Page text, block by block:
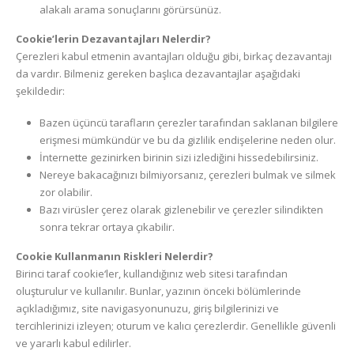
alakalı arama sonuçlarını görürsünüz.
Cookie’lerin Dezavantajları Nelerdir?
Çerezleri kabul etmenin avantajları olduğu gibi, birkaç dezavantajı
da vardır. Bilmeniz gereken başlıca dezavantajlar aşağıdaki
şekildedir:
Bazen üçüncü tarafların çerezler tarafından saklanan bilgilere
erişmesi mümkündür ve bu da gizlilik endişelerine neden olur.
İnternette gezinirken birinin sizi izlediğini hissedebilirsiniz.
Nereye bakacağınızı bilmiyorsanız, çerezleri bulmak ve silmek
zor olabilir.
Bazı virüsler çerez olarak gizlenebilir ve çerezler silindikten
sonra tekrar ortaya çıkabilir.
Cookie Kullanmanın Riskleri Nelerdir?
Birinci taraf cookie‘ler, kullandığınız web sitesi tarafından
oluşturulur ve kullanılır. Bunlar, yazının önceki bölümlerinde
açıkladığımız, site navigasyonunuzu, giriş bilgilerinizi ve
tercihlerinizi izleyen; oturum ve kalıcı çerezlerdir. Genellikle güvenli
ve yararlı kabul edilirler.